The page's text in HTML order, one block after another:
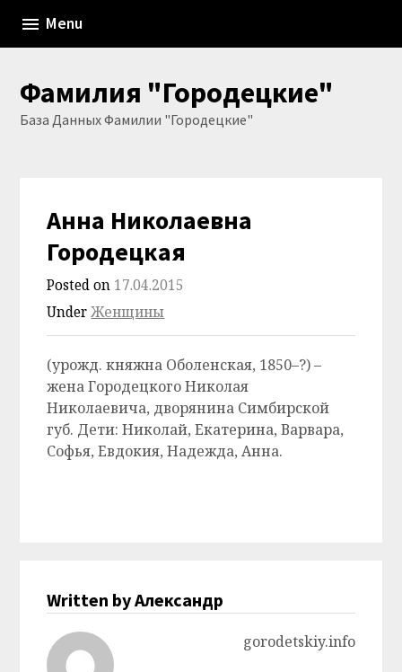
content
Menu
Фамилия "Городецкие"
База Данных Фамилии "Городецкие"
Анна Николаевна
Городецкая
Posted on 17.04.2015
UnderЖенщины
(урожд. княжна Оболенская, 1850–?) –
жена Городецкого Николая
Николаевича, дворянина Симбирской
губ. Дети: Николай, Екатерина, Варвара,
Софья, Евдокия, Надежда, Анна.
Written by Александр
gorodetskiy.info